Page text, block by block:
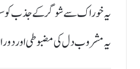
یہ خوراک سے شوگر کے جذب
یہ مشروب دل کی مضبوطی اور